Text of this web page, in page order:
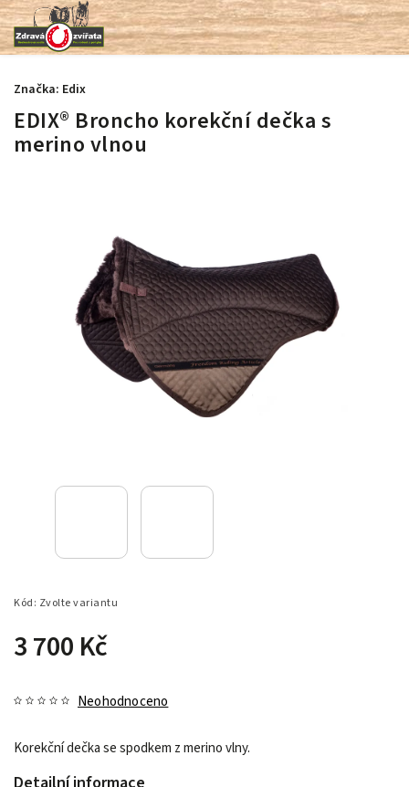
EDIX® Broncho korekční dečka s
merino vlnou
Kód: Zvolte variantu
3 700 Kč
Neohodnoceno
Korekční dečka se spodkem z merino vlny.
Detailní informace
Značka: Edix